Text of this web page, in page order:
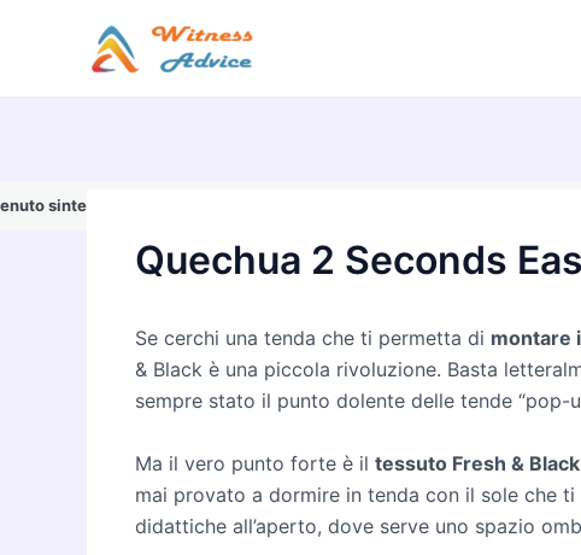
sintetico.
Quechua 2 Seconds
Se cerchi una tenda che ti permetta di montare
& Black è una piccola rivoluzione. Basta
sempre stato il punto dolente delle tende
Ma il vero punto forte è il tessuto Fresh & Black
mai provato a dormire in tenda con il sole che
didattiche all’aperto, dove serve uno spazio